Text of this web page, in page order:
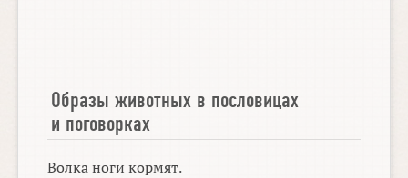
Образы животных в пословицах
и поговорках
Волка ноги кормят.